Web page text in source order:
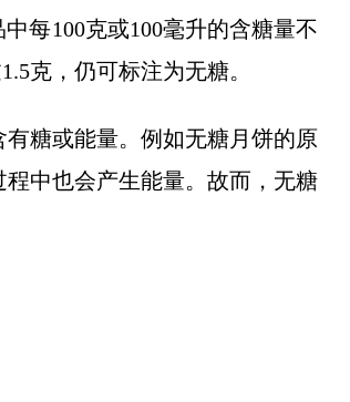
每100克或100毫升的含糖量不
克，仍可标注为无糖。
糖或能量。例如无糖月饼的原
中也会产生能量。故而，无糖